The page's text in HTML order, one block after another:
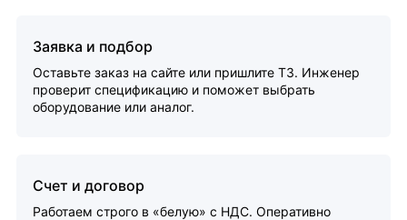
Заявка и подбор
Оставьте заказ на сайте или пришлите ТЗ. Инженер
проверит спецификацию и поможет выбрать
оборудование или аналог.
Счет и договор
Работаем строго в «белую» с НДС. Оперативно